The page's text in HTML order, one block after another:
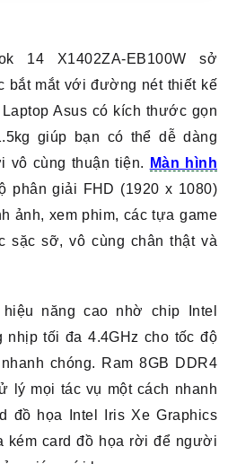
14 X1402ZA-EB100W sở
bắt mắt với đường nét thiết kế
Laptop Asus có kích thước gọn
giúp bạn có thể dễ dàng
vô cùng thuận tiện.
Màn hình
phân giải FHD (1920 x 1080)
ảnh, xem phim, các tựa game
sặc sỡ, vô cùng chân thật và
năng cao nhờ chip Intel
nhịp tối đa 4.4GHz cho tốc độ
chóng. Ram 8GB DDR4
lý mọi tác vụ một cách nhanh
đồ họa Intel Iris Xe Graphics
kém card đồ họa rời để người